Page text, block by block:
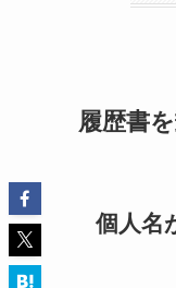
履歴書
個人名